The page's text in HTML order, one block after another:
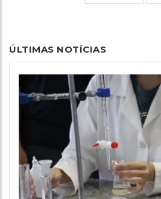
ÚLTIMAS NOTÍCIAS